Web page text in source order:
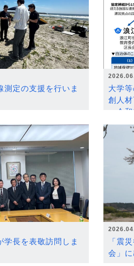
測定の支援を行いま
大学
創人
～令
学長を表敬訪問しま
「震
会」